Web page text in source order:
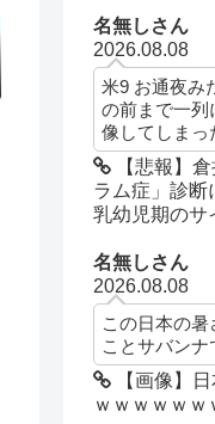
名無しさん
2026.08.08
米9 お通夜み
の前まで一列
像してしまっ
【悲報】
ラム症」診
乳幼児期のサ
名無しさん
2026.08.08
この日本の
ことサバン
【画像】
ｗｗｗｗｗｗ